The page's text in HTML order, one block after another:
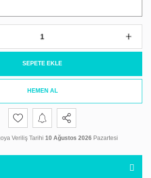
SEPETE EKLE
HEMEN AL
Veriliş Tarihi 10 Ağustos 2026Pazartesi